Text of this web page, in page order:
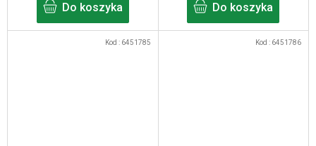
Do koszyka Do koszyka
Kod : 6451785 Kod : 6451786